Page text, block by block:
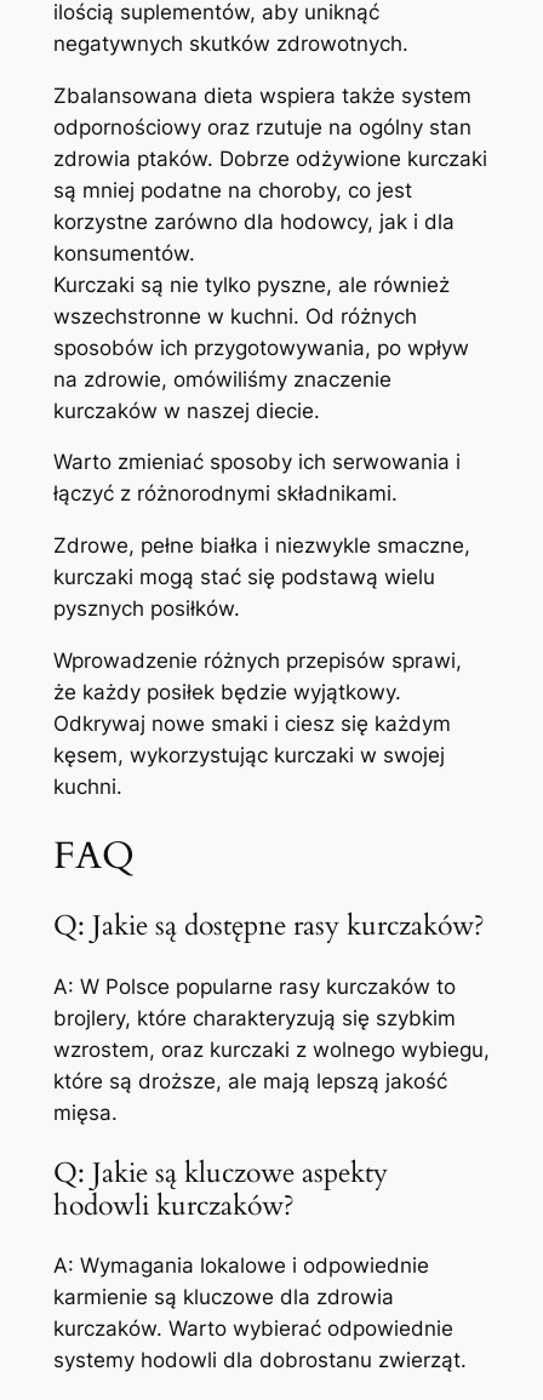
ilością suplementów, aby uniknąć
negatywnych skutków zdrowotnych.
Zbalansowana dieta wspiera także system
odpornościowy oraz rzutuje na ogólny stan
zdrowia ptaków. Dobrze odżywione kurczaki
są mniej podatne na choroby, co jest
korzystne zarówno dla hodowcy, jak i dla
konsumentów.
Kurczaki są nie tylko pyszne, ale również
wszechstronne w kuchni. Od różnych
sposobów ich przygotowywania, po wpływ
na zdrowie, omówiliśmy znaczenie
kurczaków w naszej diecie.
Warto zmieniać sposoby ich serwowania i
łączyć z różnorodnymi składnikami.
Zdrowe, pełne białka i niezwykle smaczne,
kurczaki mogą stać się podstawą wielu
pysznych posiłków.
Wprowadzenie różnych przepisów sprawi,
że każdy posiłek będzie wyjątkowy.
Odkrywaj nowe smaki i ciesz się każdym
kęsem, wykorzystując kurczaki w swojej
kuchni.
FAQ
Q: Jakie są dostępne rasy kurczaków?
A: W Polsce popularne rasy kurczaków to
brojlery, które charakteryzują się szybkim
wzrostem, oraz kurczaki z wolnego wybiegu,
które są droższe, ale mają lepszą jakość
mięsa.
Q: Jakie są kluczowe aspekty
hodowli kurczaków?
A: Wymagania lokalowe i odpowiednie
karmienie są kluczowe dla zdrowia
kurczaków. Warto wybierać odpowiednie
systemy hodowli dla dobrostanu zwierząt.